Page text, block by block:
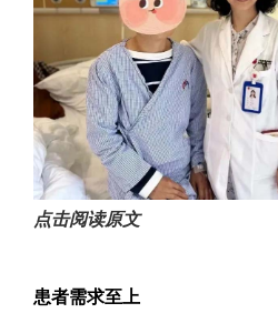
点击阅读原文
患者需求至上